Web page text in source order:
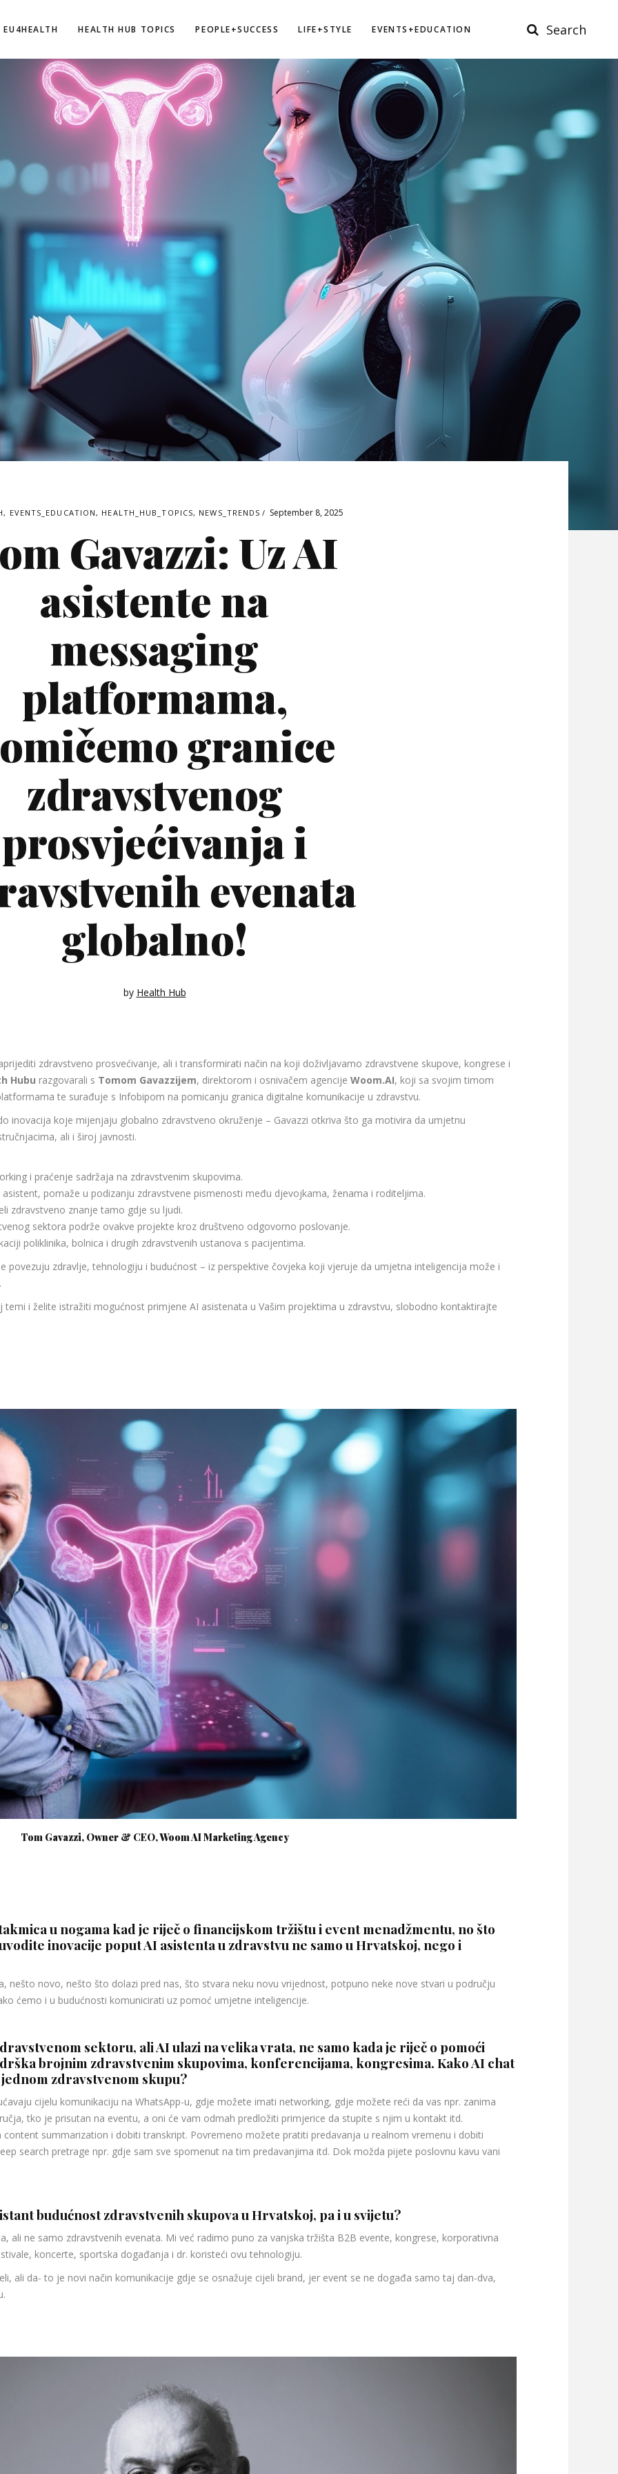
EU4HEALTH HEALTH HUB TOPICS PEOPLE+SUCCESS LIFE+STYLE EVENTS+EDUCATION Search
, EVENTS_EDUCATION, HEALTH_HUB_TOPICS, NEWS_TRENDS September 8, 2025
Gavazzi: Uz AI
asistente na
messaging
platformama,
granice
zdravstvenog
prosvjećivanja i
evenata
globalno!
by Health Hub
zdravstveno prosvećivanje, ali i transformirati način na koji doživljavamo zdravstvene skupove, kongrese i
Hubu razgovarali s Tomom Gavazzijem, direktorom i osnivačem agencije Woom.AI, koji sa svojim timom
te surađuje s Infobipom na pomicanju granica digitalne komunikacije u zdravstvu.
inovacija koje mijenjaju globalno zdravstveno okruženje – Gavazzi otkriva što ga motivira da umjetnu
ali i široj javnosti.
i praćenje sadržaja na zdravstvenim skupovima.
pomaže u podizanju zdravstvene pismenosti među djevojkama, ženama i roditeljima.
zdravstveno znanje tamo gdje su ljudi.
sektora podrže ovakve projekte kroz društveno odgovorno poslovanje.
poliklinika, bolnica i drugih zdravstvenih ustanova s pacijentima.
zdravlje, tehnologiju i budućnost – iz perspektive čovjeka koji vjeruje da umjetna inteligencija može i
i želite istražiti mogućnost primjene AI asistenata u Vašim projektima u zdravstvu, slobodno kontaktirajte
Tom Gavazzi, Owner & CEO, Woom AI Marketing Agency
u nogama kad je riječ o financijskom tržištu i event menadžmentu, no što
inovacije poput AI asistenta u zdravstvu ne samo u Hrvatskoj, nego i
nešto novo, nešto što dolazi pred nas, što stvara neku novu vrijednost, potpuno neke nove stvari u području
ćemo i u budućnosti komunicirati uz pomoć umjetne inteligencije.
sektoru, ali AI ulazi na velika vrata, ne samo kada je riječ o pomoći
brojnim zdravstvenim skupovima, konferencijama, kongresima. Kako AI chat
zdravstvenom skupu?
cijelu komunikaciju na WhatsApp-u, gdje možete imati networking, gdje možete reći da vas npr. zanima
tko je prisutan na eventu, a oni će vam odmah predložiti primjerice da stupite s njim u kontakt itd.
summarization i dobiti transkript. Povremeno možete pratiti predavanja u realnom vremenu i dobiti
search pretrage npr. gdje sam sve spomenut na tim predavanjima itd. Dok možda pijete poslovnu kavu vani
budućnost zdravstvenih skupova u Hrvatskoj, pa i u svijetu?
ali ne samo zdravstvenih evenata. Mi već radimo puno za vanjska tržišta B2B evente, kongrese, korporativna
koncerte, sportska događanja i dr. koristeći ovu tehnologiju.
ali da- to je novi način komunikacije gdje se osnažuje cijeli brand, jer event se ne događa samo taj dan-dva,